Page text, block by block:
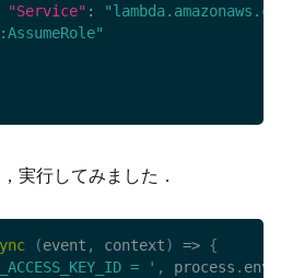
"Service" :
実行してみました．
(event , context) => {
= ' , process . env